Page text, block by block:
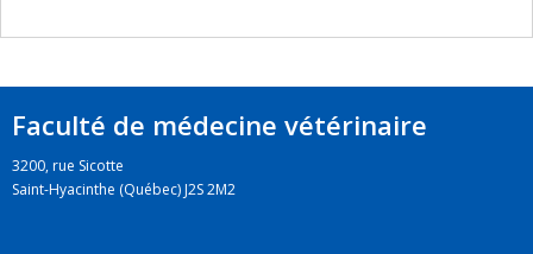
Faculté de médecine vétérinaire
3200, rue Sicotte
Saint-Hyacinthe (Québec) J2S 2M2